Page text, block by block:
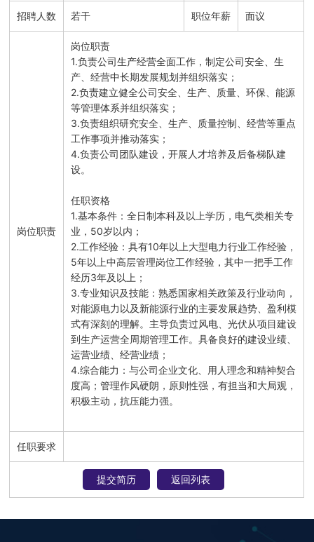
招聘人数 若干 职位年薪 面议
岗位职责
岗位职责
1.负责公司生产经营全面工作，制定公司安全、生
产、经营中长期发展规划并组织落实；
2.负责建立健全公司安全、生产、质量、环保、能源
等管理体系并组织落实；
3.负责组织研究安全、生产、质量控制、经营等重点
工作事项并推动落实；
4.负责公司团队建设，开展人才培养及后备梯队建
设。
任职资格
1.基本条件：全日制本科及以上学历，电气类相关专
业，50岁以内；
2.工作经验：具有10年以上大型电力行业工作经验，
5年以上中高层管理岗位工作经验，其中一把手工作
经历3年及以上；
3.专业知识及技能：熟悉国家相关政策及行业动向，
对能源电力以及新能源行业的主要发展趋势、盈利模
式有深刻的理解。主导负责过风电、光伏从项目建设
到生产运营全周期管理工作。具备良好的建设业绩、
运营业绩、经营业绩；
4.综合能力：与公司企业文化、用人理念和精神契合
度高；管理作风硬朗，原则性强，有担当和大局观，
积极主动，抗压能力强。
任职要求
提交简历 返回列表